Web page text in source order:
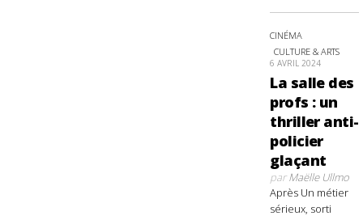
CINÉMA
CULTURE & ARTS
6 AVRIL 2024
La salle des
profs : un
thriller anti-
policier
glaçant
parMaëlle Ullmo
Après Un métier
sérieux, sorti